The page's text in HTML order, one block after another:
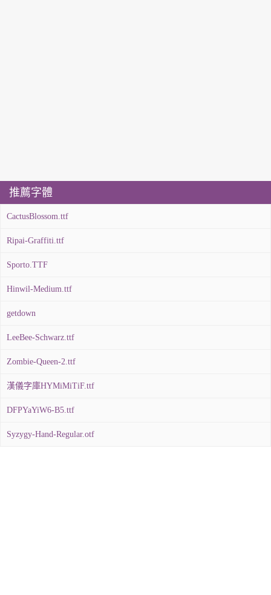
推薦字體
CactusBlossom.ttf
Ripai-Graffiti.ttf
Sporto.TTF
Hinwil-Medium.ttf
getdown
LeeBee-Schwarz.ttf
Zombie-Queen-2.ttf
漢儀字庫HYMiMiTiF.ttf
DFPYaYiW6-B5.ttf
Syzygy-Hand-Regular.otf